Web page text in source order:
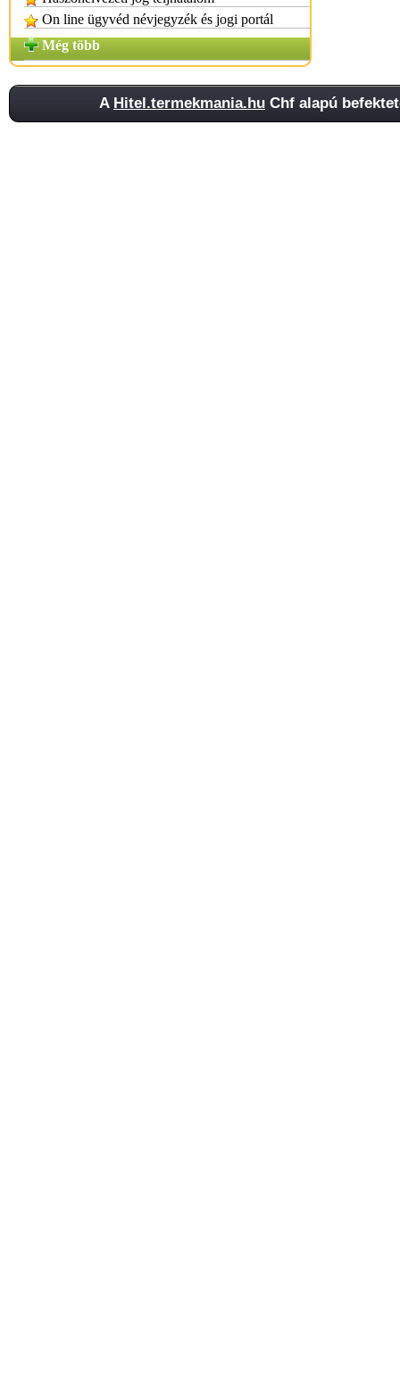
On line ügyvéd névjegyzék és jogi portál
Még több
A Hitel.termekmania.hu Chf alapú